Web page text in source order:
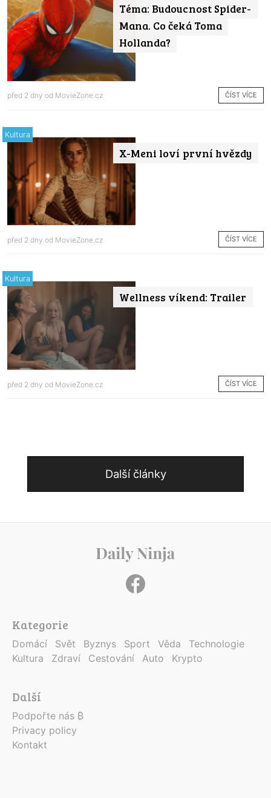
Téma: Budoucnost Spider-
Mana. Co čeká Toma
Hollanda?
před 2 dny od MovieZone.cz ČÍST VÍCE
X-Meni loví první hvězdy
Kultura
před 2 dny od MovieZone.cz ČÍST VÍCE
Wellness víkend: Trailer
Kultura
před 2 dny od MovieZone.cz ČÍST VÍCE
Další články
Kategorie
Domácí Svět Byznys Sport Věda
Technologie
Kultura
Zdraví Cestování Auto Krypto
Další
Podpořte nás ₿
Privacy policy
Kontakt